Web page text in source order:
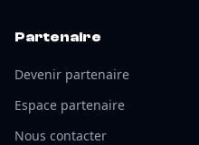
Partenaire
Devenir partenaire
Espace partenaire
Nous contacter